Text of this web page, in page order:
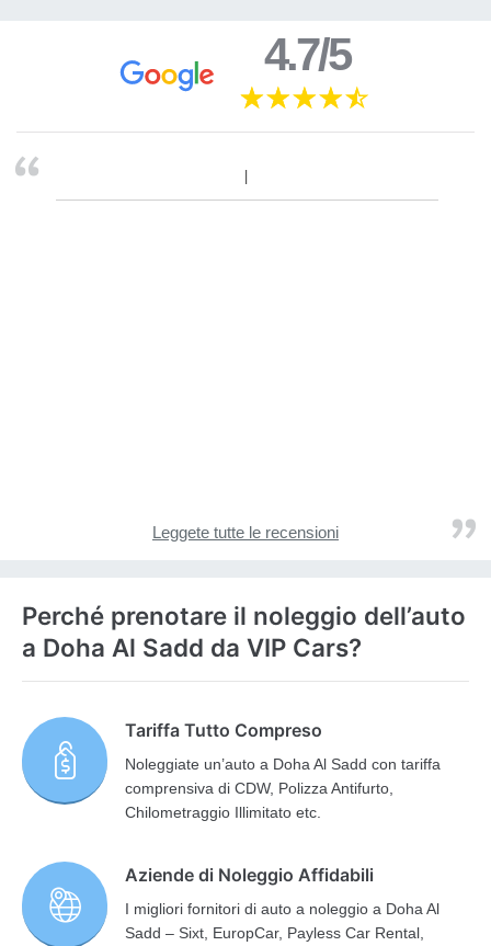
4.7/5
Leggete tutte le recensioni
Perché prenotare il noleggio dell’auto
a Doha Al Sadd da VIP Cars?
Tariffa Tutto Compreso
Noleggiate un’auto a Doha Al Sadd con tariffa
comprensiva di CDW, Polizza Antifurto,
Chilometraggio Illimitato etc.
Aziende di Noleggio Affidabili
I migliori fornitori di auto a noleggio a Doha Al
Sadd – Sixt, EuropCar, Payless Car Rental,